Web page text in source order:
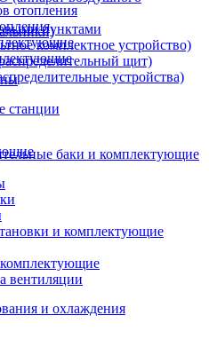
пунктами
комплектное устройство)
щит)
устройства)
станции
отопления
баки и комплектующие
и комплектующие
вентиляции
и охлаждения